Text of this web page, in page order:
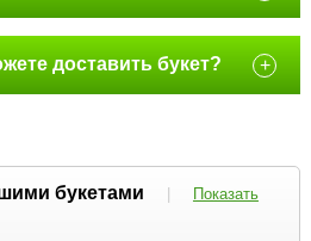
доставить букет? +
букетами |
Показать